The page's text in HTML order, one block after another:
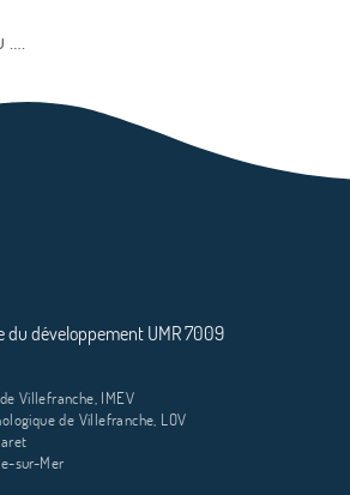
….
du développement UMR 7009
Villefranche, IMEV
de Villefranche, LOV
sur-Mer